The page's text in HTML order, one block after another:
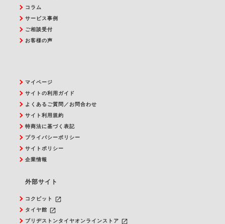
コラム
サービス事例
ご相談受付
お客様の声
マイページ
サイトの利用ガイド
よくあるご質問／お問合わせ
サイト利用規約
特商法に基づく表記
プライバシーポリシー
サイトポリシー
企業情報
外部サイト
コクピット launch
タイヤ館 launch
ブリヂストンタイヤオンラインストア launch